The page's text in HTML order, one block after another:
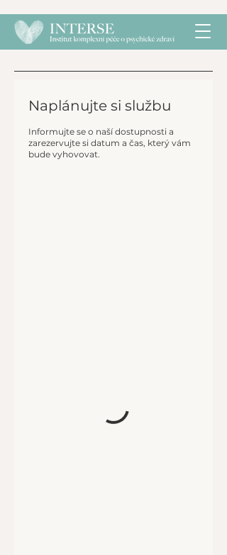
Naplánujte si službu
Informujte se o naší dostupnosti a
zarezervujte si datum a čas, který vám
bude vyhovovat.